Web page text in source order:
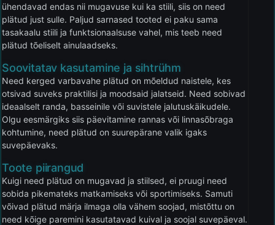
ühendavad endas nii mugavuse kui ka stiili, siis on need
plätud just sulle. Paljud sarnased tooted ei paku sama
tasakaalu stiili ja funktsionaalsuse vahel, mis teeb need
plätud tõeliselt ainulaadseks.
Soovitatav kasutamine ja sihtrühm
Need kerged varbavahe plätud on mõeldud naistele, kes
otsivad suveks praktilisi ja moodsaid jalatseid. Need sobivad
ideaalselt randa, basseinile või suvistele jalutuskäikudele.
Olgu eesmärgiks siis päevitamine rannas või linnasõbraga
kohtumine, need plätud on suurepärane valik igaks
suvepäevaks.
Toote piirangud
Kuigi need plätud on mugavad ja stiilsed, ei pruugi need
sobida pikemateks matkamiseks või sportimiseks. Samuti
võivad plätud märja ilmaga olla vähem soojad, mistõttu on
need kõige paremini kasutatavad kuival ja soojal suvepäeval.